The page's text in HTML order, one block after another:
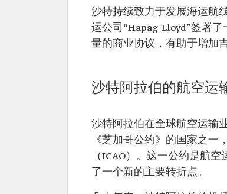
沙特持续致力于发展海运航
运公司“Hapag-Lloyd”签署
量的商业协议，有助于增加
沙特阿拉伯的航空运
沙特阿拉伯在全球航空运输
《芝加哥公约》的国家之一
（ICAO）。这一公约是航
了一个新的主要转折点。